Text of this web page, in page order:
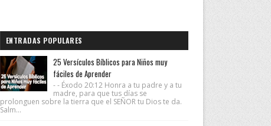
ENTRADAS POPULARES
25 Versículos Bíblicos para Niños muy
fáciles de Aprender
- - Éxodo 20:12 Honra a tu padre y a tu
madre, para que tus días se
prolonguen sobre la tierra que el SEÑOR tu Dios te da.
Salm...